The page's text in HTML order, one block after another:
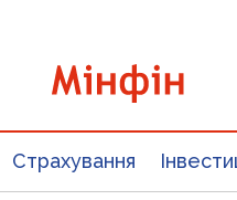
Страхування